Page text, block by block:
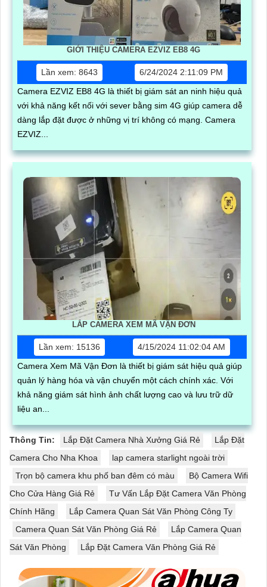
GIỚI THIỆU CAMERA EZVIZ EB8 4G
Lần xem: 8643
6/24/2024 2:11:09 PM
Camera EZVIZ EB8 4G là thiết bị giám sát an ninh hiệu quả
với khả năng kết nối với sever bằng sim 4G giúp camera dễ
dàng lắp đặt được ở những vị trí không có mạng. Camera
EZVIZ...
LẮP CAMERA XEM MÃ VẬN ĐƠN
Lần xem: 15136
4/15/2024 11:02:04 AM
Camera Xem Mã Vận Đơn là thiết bị giám sát hiệu quả giúp
quản lý hàng hóa và vận chuyển một cách chính xác. Với
khả năng giám sát hình ảnh chất lượng cao và lưu trữ dữ
liệu an...
Thông Tin: Lắp Đặt Camera Nhà Xưởng Giá Rẻ
Lắp Đặt
Camera Cho Nha Khoa
lap camera starlight ngoài trời
Trọn bộ camera khu phố ban đêm có màu
Bộ Camera Wifi
Cho Cửa Hàng Giá Rẻ
Tư Vấn Lắp Đặt Camera Văn Phòng
Chính Hãng
Lắp Camera Quan Sát Văn Phòng Công Ty
Camera Quan Sát Văn Phòng Giá Rẻ
Lắp Camera Quan
Sát Văn Phòng
Lắp Đặt Camera Văn Phòng Giá Rẻ